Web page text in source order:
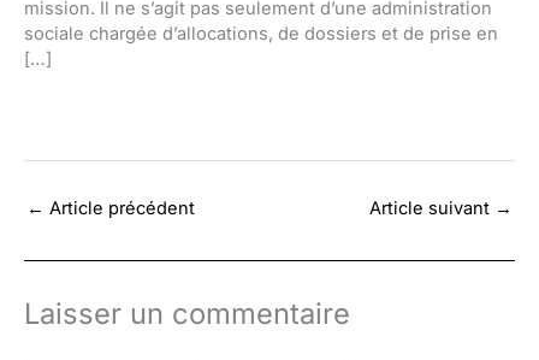
mission. Il ne s’agit pas seulement d’une administration
sociale chargée d’allocations, de dossiers et de prise en
[…]
← Article précédent Article suivant →
Laisser un commentaire